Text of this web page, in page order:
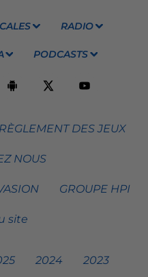
RADIO
PODCASTS
RÈGLEMENT DES JEUX
NOUS
GROUPE HPI
site
2024 2023